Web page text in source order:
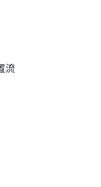
流